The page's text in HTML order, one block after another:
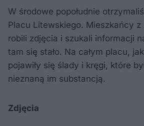
W środowe popołudnie
Placu Litewskiego. Mieszkańcy
robili zdjęcia i szukali informacji
tam się stało. Na całym placu,
pojawiły się ślady i kręgi, które
nieznaną im substancją.
Zdjęcia